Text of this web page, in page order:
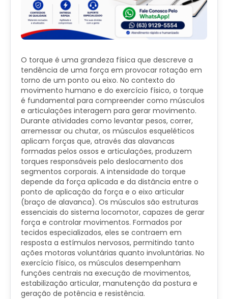
O torque é uma grandeza física que descreve a
tendência de uma força em provocar rotação em
torno de um ponto ou eixo. No contexto do
movimento humano e do exercício físico, o torque
é fundamental para compreender como músculos
e articulações interagem para gerar movimento.
Durante atividades como levantar pesos, correr,
arremessar ou chutar, os músculos esqueléticos
aplicam forças que, através das alavancas
formadas pelos ossos e articulações, produzem
torques responsáveis pelo deslocamento dos
segmentos corporais. A intensidade do torque
depende da força aplicada e da distância entre o
ponto de aplicação da força e o eixo articular
(braço de alavanca). Os músculos são estruturas
essenciais do sistema locomotor, capazes de gerar
força e controlar movimentos. Formados por
tecidos especializados, eles se contraem em
resposta a estímulos nervosos, permitindo tanto
ações motoras voluntárias quanto involuntárias. No
exercício físico, os músculos desempenham
funções centrais na execução de movimentos,
estabilização articular, manutenção da postura e
geração de potência e resistência.